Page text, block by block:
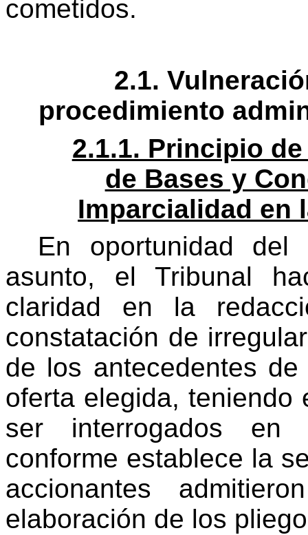
cometidos.
2.1.
procedimiento
2.1.1. Principio
de Bases y
Imparcialidad en
En oportunidad
asunto, el Tribunal
claridad en la
constatación de
de los antecedentes
oferta elegida, teniendo
ser interrogados en
conforme establece la
accionantes
elaboración de los